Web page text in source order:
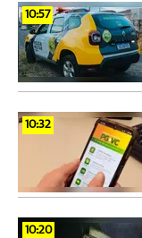
10:57
10:32
10:20